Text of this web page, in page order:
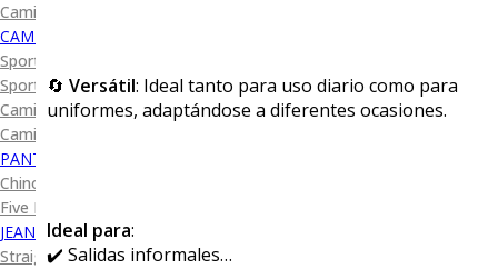
Camisa Cuadro y Raya
CAMISA SPORT
Sport Lisas
Sport Diseño
Camiseta Lisa
Camiseta Diseño
PANTALÓN CASUAL
Chino
Five Pocket
JEANS
Straight Fit
🔄 Versátil: Ideal tanto para uso diario como para
uniformes, adaptándose a diferentes ocasiones.
Ideal para:
✔️ Salidas informales